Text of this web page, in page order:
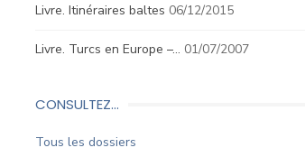
Livre. Itinéraires baltes 06/12/2015
Livre. Turcs en Europe –… 01/07/2007
CONSULTEZ…
Tous les dossiers